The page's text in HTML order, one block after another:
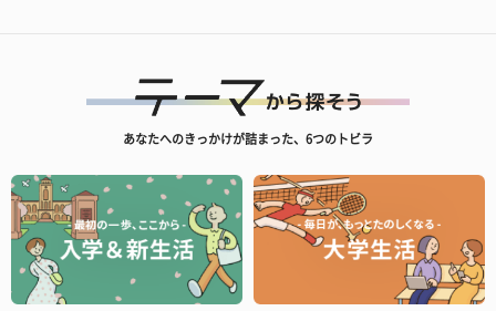
あなたへのきっかけが詰まった、6つのトビラ